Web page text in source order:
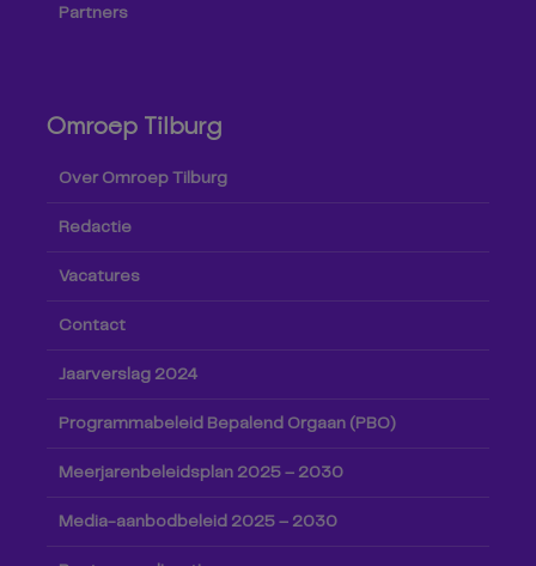
Partners
Omroep Tilburg
Over Omroep Tilburg
Redactie
Vacatures
Contact
Jaarverslag 2024
Programmabeleid Bepalend Orgaan (PBO)
Meerjarenbeleidsplan 2025 – 2030
Media-aanbodbeleid 2025 – 2030